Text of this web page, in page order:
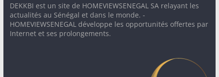
DEKKBI est un site de HOMEVIEWSENEGAL SA relayant les
actualités au Sénégal et dans le monde. -
HOMEVIEWSENEGAL développe les opportunités offertes par
Internet et ses prolongements.